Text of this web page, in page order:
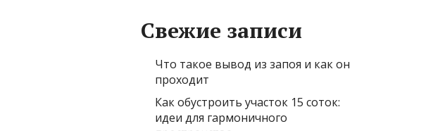
Свежие записи
Что такое вывод из запоя и как он
проходит
Как обустроить участок 15 соток:
идеи для гармоничного